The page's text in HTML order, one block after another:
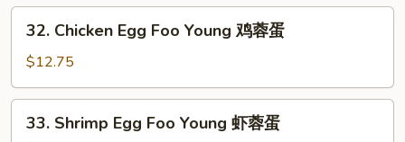
Foo
Young
蓉
Chicken
Egg
Foo
Young
32. Chicken Egg Foo Young 鸡蓉蛋
$12.75
Shrimp
33. Shrimp Egg Foo Young 虾蓉蛋